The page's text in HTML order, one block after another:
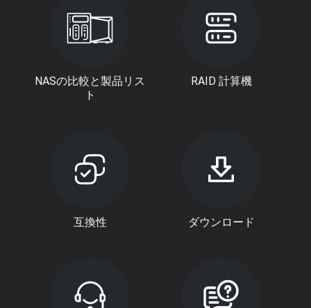
NASの比較と製品リス
ト
RAID 計算機
互換性 ダウンロード